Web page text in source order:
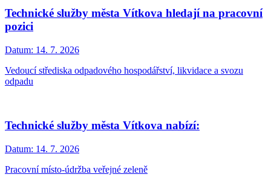
Technické služby města Vítkova hledají na pracovní
pozici
Datum: 14. 7. 2026
Vedoucí střediska odpadového hospodářství, likvidace a svozu
odpadu
Technické služby města Vítkova nabízí:
Datum: 14. 7. 2026
Pracovní místo-údržba veřejné zeleně